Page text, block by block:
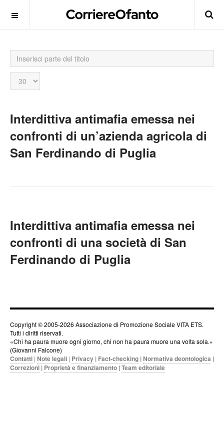
Inserisci
parte
del
titolo
Visualizza
n.
Interdittiva antimafia emessa nei
confronti di un’azienda agricola di
San Ferdinando di Puglia
Interdittiva antimafia emessa nei
confronti di una società di San
Ferdinando di Puglia
Copyright © 2005-2026 Associazione di Promozione Sociale VITA ETS.
Tutti i diritti riservati.
«Chi ha paura muore ogni giorno, chi non ha paura muore una volta sola.»
(Giovanni Falcone)
Contatti | Note legali | Privacy | Fact-checking | Normativa deontologica |
Correzioni | Proprietà e finanziamento |Team editoriale